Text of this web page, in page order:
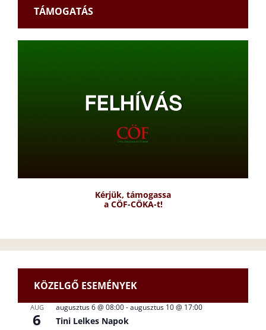
TÁMOGATÁS
Kérjük, támogassa
a CÖF-CÖKA-t!
KÖZELGŐ ESEMÉNYEK
AUG
6
augusztus 6 @ 08:00-augusztus 10 @ 17:00
Tini Lelkes Napok